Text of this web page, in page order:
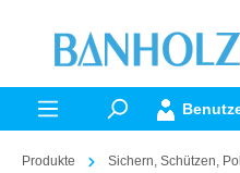
springen
Produkte
Sichern, Schützen,